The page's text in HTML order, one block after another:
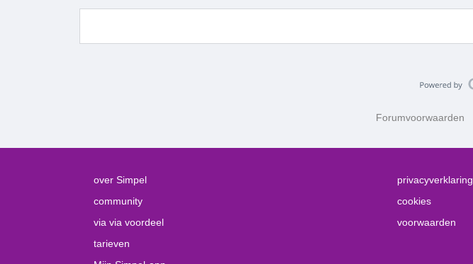
Forumvoorwaarden
over Simpel
community
via via voordeel
tarieven
privacyverklaring
cookies
voorwaarden